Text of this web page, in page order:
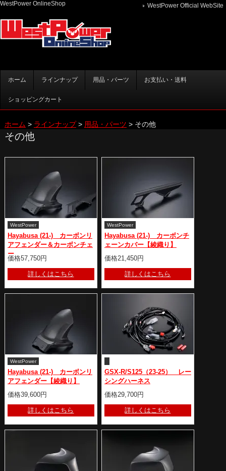
WestPower OnlineShop WestPower Official WebSite
メインコンテンツへ移動
サブコンテンツへ移動
ホーム ラインナップ 用品・パーツ お支払い・送料
ショッピングカート
ホーム > ラインナップ> 用品・パーツ > その他
その他
WestPower
Hayabusa (21-) カーボンリ
アフェンダー＆カーボンチェ
ー
価格57,750円
詳しくはこちら
WestPower
Hayabusa (21-) カーボンチ
ェーンカバー【綾織り】
価格21,450円
詳しくはこちら
WestPower
Hayabusa (21-) カーボンリ
アフェンダー【綾織り】
価格39,600円
詳しくはこちら
GSX-R/S125（23-25） レー
シングハーネス
価格29,700円
詳しくはこちら